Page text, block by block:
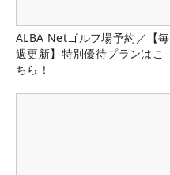
ALBA Netゴルフ場予約／【毎
週更新】特別優待プランはこ
ちら！